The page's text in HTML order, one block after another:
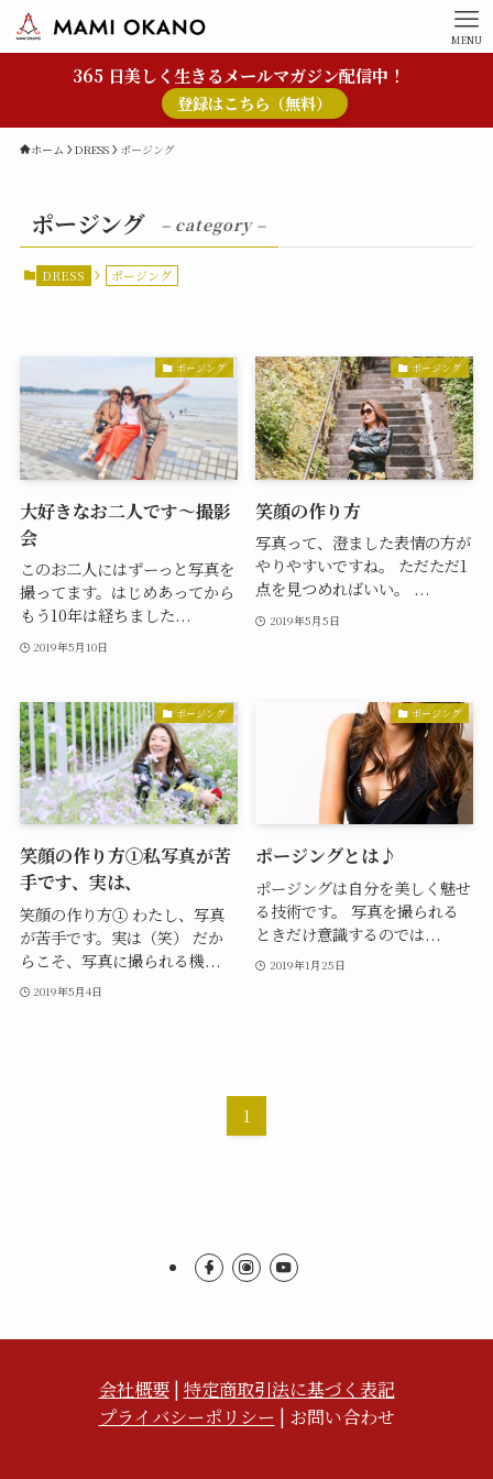
MENU
365 日美しく生きるメールマガジン配信中！
登録はこちら（無料）
ホーム DRESS ポージング
ポージング – category –
DRESS ポージング
ポージング
大好きなお二人です〜撮影
会
このお二人にはずーっと写真を
撮ってます。はじめあってから
もう10年は経ちました...
2019年5月10日
ポージング
笑顔の作り方
写真って、澄ました表情の方が
やりやすいですね。 ただただ1
点を見つめればいい。 ...
2019年5月5日
ポージング
笑顔の作り方①私写真が苦
手です、実は、
笑顔の作り方① わたし、写真
が苦手です。実は（笑） だか
らこそ、写真に撮られる機...
2019年5月4日
ポージング
ポージングとは♪
ポージングは自分を美しく魅せ
る技術です。 写真を撮られる
ときだけ意識するのでは...
2019年1月25日
1
会社概要| 特定商取引法に基づく表記
プライバシーポリシー | お問い合わせ